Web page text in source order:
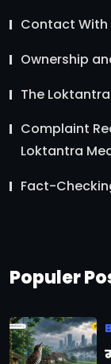
Contact With
Ownership
The
Complaint
Loktantra
Fact-
Populer